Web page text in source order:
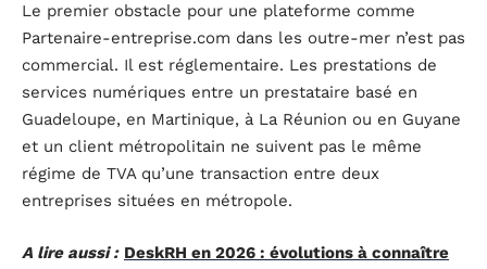
Le premier obstacle pour une plateforme comme
Partenaire-entreprise.com dans les outre-mer n’est pas
commercial. Il est réglementaire. Les prestations de
services numériques entre un prestataire basé en
Guadeloupe, en Martinique, à La Réunion ou en Guyane
et un client métropolitain ne suivent pas le même
régime de TVA qu’une transaction entre deux
entreprises situées en métropole.
A lire aussi : DeskRH en 2026 : évolutions à connaître